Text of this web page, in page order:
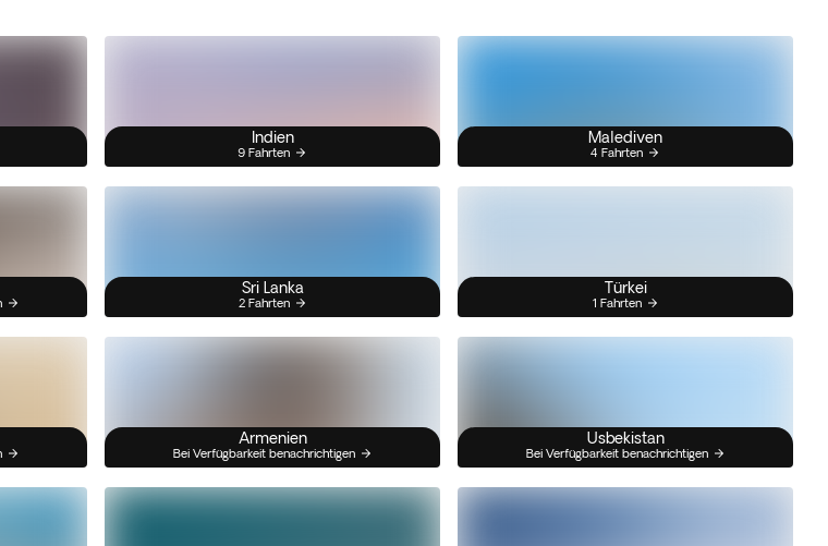
Indien
9 Fahrten
Malediven
4 Fahrten
Sri Lanka
2 Fahrten
Türkei
1 Fahrten
Armenien
Bei Verfügbarkeit benachrichtigen
Usbekistan
Bei Verfügbarkeit benachrichtigen